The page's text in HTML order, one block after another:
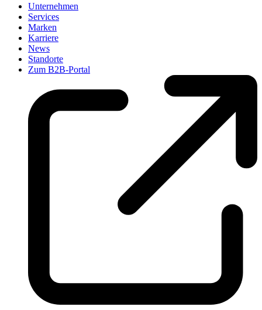
Unternehmen
Services
Marken
Karriere
News
Standorte
Zum B2B-Portal